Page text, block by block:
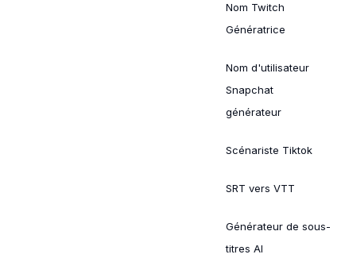
Nom Twitch
Génératrice
Nom d'utilisateur
Snapchat
générateur
Scénariste Tiktok
SRT vers VTT
Générateur de sous-
titres AI